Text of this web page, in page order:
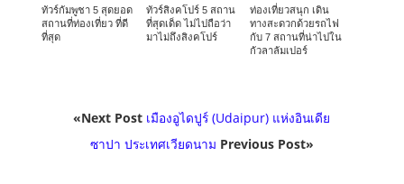
ทัวร์กัมพูชา 5 สุดยอด
สถานที่ท่องเที่ยว ที่ดี
ที่สุด
ทัวร์สิงคโปร์ 5 สถาน
ที่สุดเด็ด ไม่ไปถือว่า
มาไม่ถึงสิงคโปร์
ท่องเที่ยวสนุก เดิน
ทางสะดวกด้วยรถไฟ
กับ 7 สถานที่น่าไปใน
กัวลาลัมเปอร์
«Next Post เมืองอูไดปูร์ (Udaipur) แห่งอินเดีย
ซาปา ประเทศเวียดนาม Previous Post»